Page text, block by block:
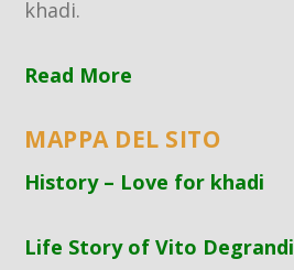
khadi.
Read More
MAPPA DEL SITO
History – Love for khadi
Life Story of Vito Degrandi